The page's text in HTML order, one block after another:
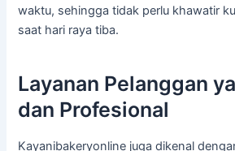
waktu, sehingga tidak perlu khawatir
saat hari raya tiba.
Layanan Pelanggan
dan Profesional
Kayanibakeryonline juga dikenal